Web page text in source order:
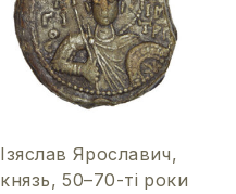
Ізяслав Ярославич,
князь, 50–70-ті роки